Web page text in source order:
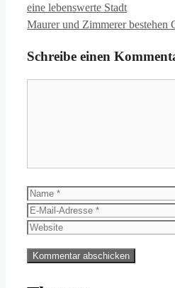
eine lebenswerte Stadt
Maurer und Zimmerer bestehen
Schreibe einen
Name